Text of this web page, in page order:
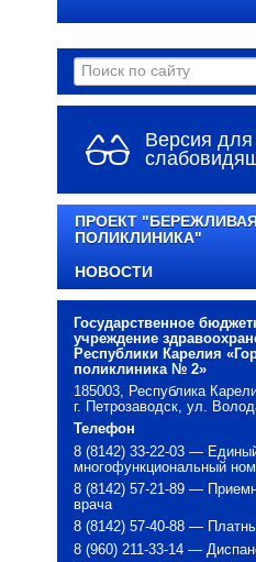
Версия для
ПРОЕКТ
ПОЛИКЛИНИКА"
НОВОСТИ
Государственное
учреждение
Республики Карелия
поликлиника № 2»
185003, Республика
г. Петрозаводск, ул.
Телефон
8 (8142) 33-22-03 —
многофункциональный
8 (8142) 57-21-89 —
врача
8 (8142) 57-40-88 —
8 (960) 211-33-14 —